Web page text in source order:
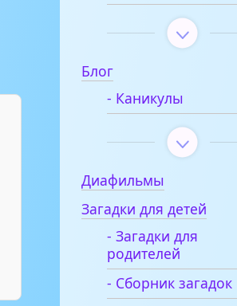
Блог
- Каникулы
Диафильмы
Загадки для детей
- Загадки для
родителей
- Сборник загадок